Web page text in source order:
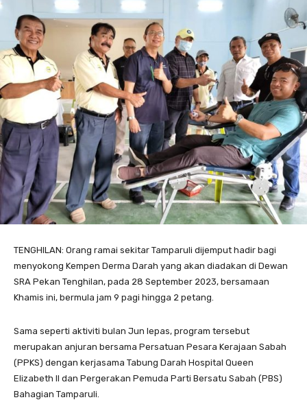
TENGHILAN: Orang ramai sekitar Tamparuli dijemput hadir bagi
menyokong Kempen Derma Darah yang akan diadakan di Dewan
SRA Pekan Tenghilan, pada 28 September 2023, bersamaan
Khamis ini, bermula jam 9 pagi hingga 2 petang.
Sama seperti aktiviti bulan Jun lepas, program tersebut
merupakan anjuran bersama Persatuan Pesara Kerajaan Sabah
(PPKS) dengan kerjasama Tabung Darah Hospital Queen
Elizabeth II dan Pergerakan Pemuda Parti Bersatu Sabah (PBS)
Bahagian Tamparuli.